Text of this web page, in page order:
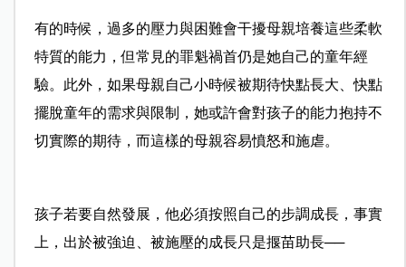
有的時候，過多的壓力與困難會干擾母親培養這些柔軟
特質的能力，但常見的罪魁禍首仍是她自己的童年經
驗。此外，如果母親自己小時候被期待快點長大、快點
擺脫童年的需求與限制，她或許會對孩子的能力抱持不
切實際的期待，而這樣的母親容易憤怒和施虐。
孩子若要自然發展，他必須按照自己的步調成長，事實
上，出於被強迫、被施壓的成長只是揠苗助長──